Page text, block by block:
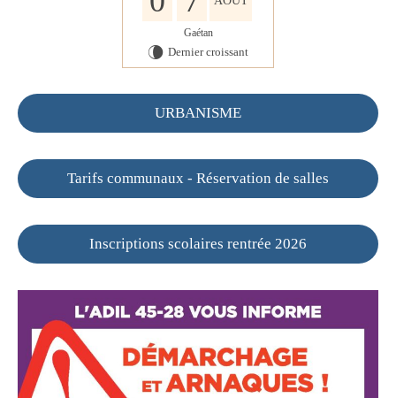
Gaétan
V Dernier croissant
URBANISME
Tarifs communaux - Réservation de salles
Inscriptions scolaires rentrée 2026